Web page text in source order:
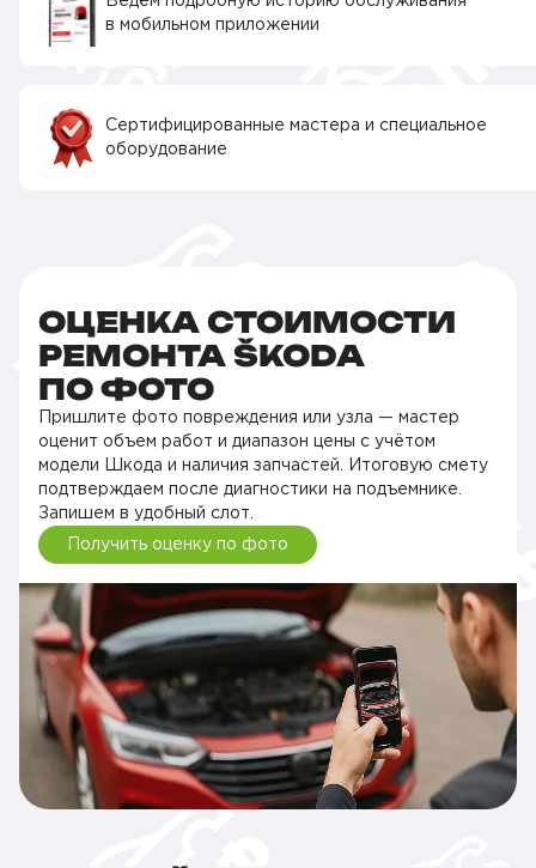
в мобильном приложении
Сертифицированные мастера и специальное
оборудование
ОЦЕНКА СТОИМОСТИ
РЕМОНТА ŠKODA
ПО ФОТО
Пришлите фото повреждения или узла — мастер
оценит объем работ и диапазон цены с учётом
модели Шкода и наличия запчастей. Итоговую смету
подтверждаем после диагностики на подъемнике.
Запишем в удобный слот.
Получить оценку по фото